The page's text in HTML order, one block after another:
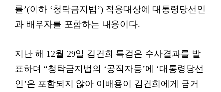
률’(이하 ‘청탁금지법’) 적용대상에 대통령당선인
과 배우자를 포함하는 내용이다.
지난 해 12월 29일 김건희 특검은 수사결과를 발
표하며 “청탁금지법의 ‘공직자등’에 ‘대통령당선
인’은 포함되지 않아 이배용이 김건희에게 금거